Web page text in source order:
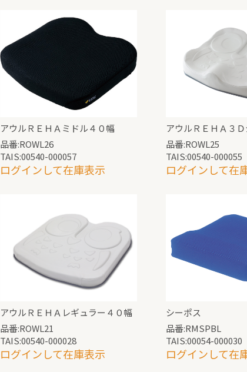
アウルＲＥＨＡミドル４０幅
品番:ROWL26
TAIS:00540-000057
ログインして在庫表示
アウルＲＥＨＡ３
品番:ROWL25
TAIS:00540-000055
ログインして在
アウルＲＥＨＡレギュラー４０幅
品番:ROWL21
TAIS:00540-000028
ログインして在庫表示
シーポス
品番:RMSPBL
TAIS:00054-000030
ログインして在